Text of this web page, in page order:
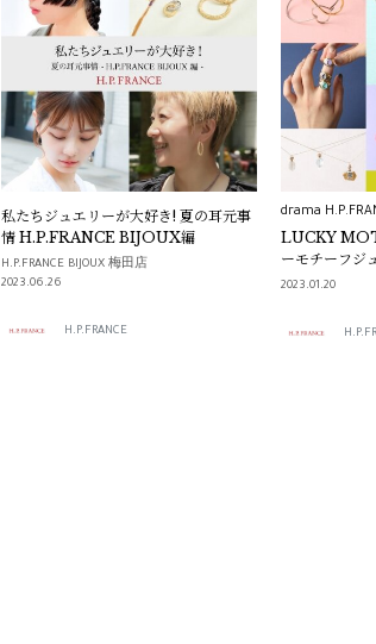
私たちジュエリーが大好き! 夏の耳元事
情 H.P.FRANCE BIJOUX編
H.P.FRANCE BIJOUX 梅田店
2023.06.26
H.P.FRANCE
drama
LUCKY
ーモチーフジ
H.P.FRANCE-
2023.01.20